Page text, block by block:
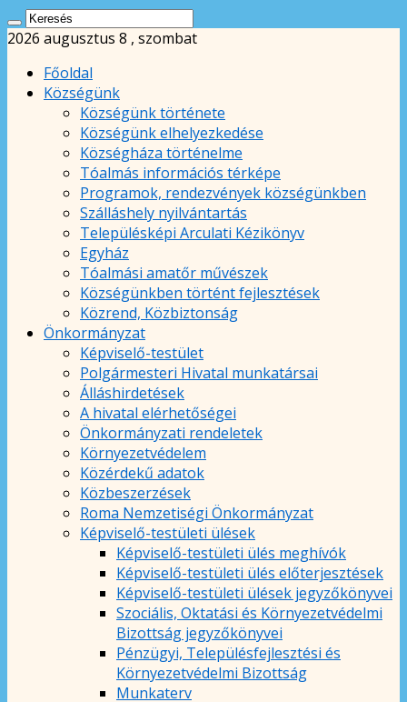
2026 augusztus 8 , szombat
Főoldal
Községünk
Községünk története
Községünk elhelyezkedése
Községháza történelme
Tóalmás információs térképe
Programok, rendezvények községünkben
Szálláshely nyilvántartás
Településképi Arculati Kézikönyv
Egyház
Tóalmási amatőr művészek
Községünkben történt fejlesztések
Közrend, Közbiztonság
Önkormányzat
Képviselő-testület
Polgármesteri Hivatal munkatársai
Álláshirdetések
A hivatal elérhetőségei
Önkormányzati rendeletek
Környezetvédelem
Közérdekű adatok
Közbeszerzések
Roma Nemzetiségi Önkormányzat
Képviselő-testületi ülések
Képviselő-testületi ülés meghívók
Képviselő-testületi ülés előterjesztések
Képviselő-testületi ülések jegyzőkönyvei
Szociális, Oktatási és Környezetvédelmi
Bizottság jegyzőkönyvei
Pénzügyi, Településfejlesztési és
Környezetvédelmi Bizottság
Munkaterv